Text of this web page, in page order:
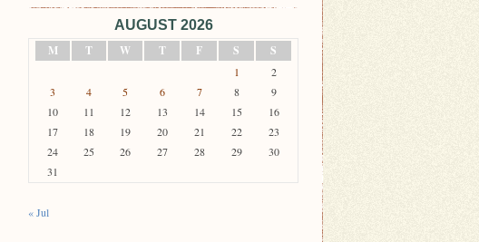
AUGUST 2026
M
T W T F S S
1
2
3
4 5 6 7 8
9
10
11 12 13 14 15
16
17
18 19 20 21 22
23
24
25 26 27 28 29
30
31
« Jul